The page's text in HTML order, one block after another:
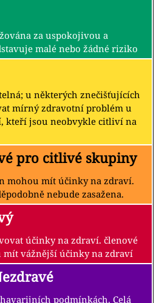
za uspokojivou a
malé nebo žádné riziko
u některých znečišťujících
mírný zdravotní problém u
kteří jsou neobvykle citliví na
pro citlivé skupiny
mohou mít účinky na zdraví.
nebude zasažena.
účinky na zdraví. členové
vážnější účinky na zdraví
podmínkách. Celá